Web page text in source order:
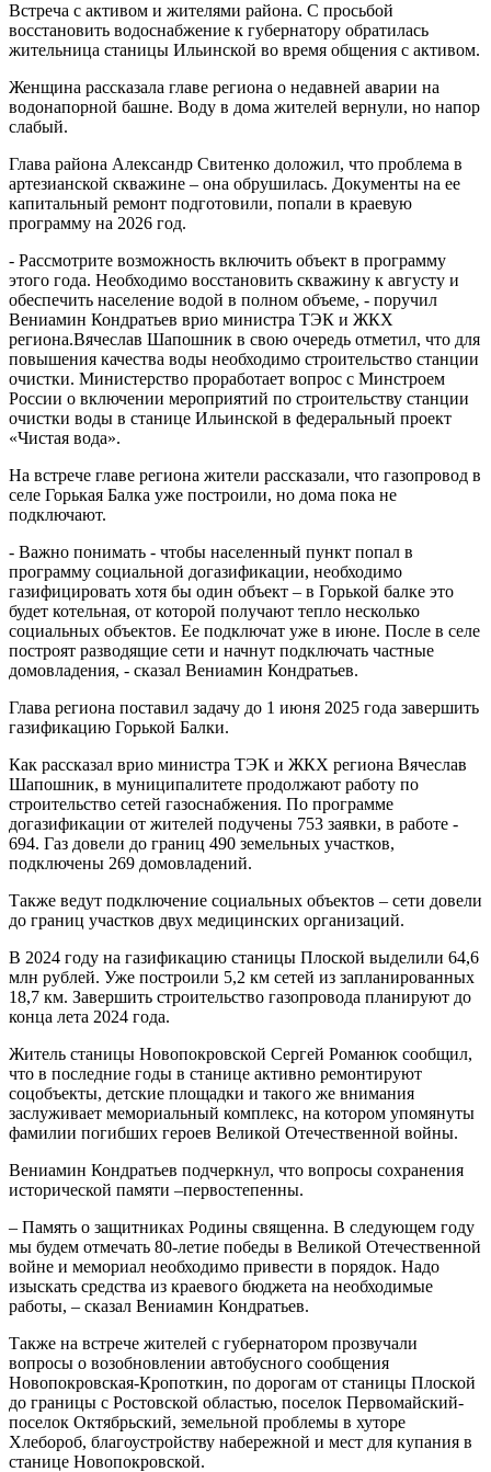
Встреча с активом и жителями района. С просьбой
восстановить водоснабжение к губернатору обратилась
жительница станицы Ильинской во время общения с активом.
Женщина рассказала главе региона о недавней аварии на
водонапорной башне. Воду в дома жителей вернули, но напор
слабый.
Глава района Александр Свитенко доложил, что проблема в
артезианской скважине – она обрушилась. Документы на ее
капитальный ремонт подготовили, попали в краевую
программу на 2026 год.
- Рассмотрите возможность включить объект в программу
этого года. Необходимо восстановить скважину к августу и
обеспечить население водой в полном объеме, - поручил
Вениамин Кондратьев врио министра ТЭК и ЖКХ
региона.Вячеслав Шапошник в свою очередь отметил, что для
повышения качества воды необходимо строительство станции
очистки. Министерство проработает вопрос с Минстроем
России о включении мероприятий по строительству станции
очистки воды в станице Ильинской в федеральный проект
«Чистая вода».
На встрече главе региона жители рассказали, что газопровод в
селе Горькая Балка уже построили, но дома пока не
подключают.
- Важно понимать - чтобы населенный пункт попал в
программу социальной догазификации, необходимо
газифицировать хотя бы один объект – в Горькой балке это
будет котельная, от которой получают тепло несколько
социальных объектов. Ее подключат уже в июне. После в селе
построят разводящие сети и начнут подключать частные
домовладения, - сказал Вениамин Кондратьев.
Глава региона поставил задачу до 1 июня 2025 года завершить
газификацию Горькой Балки.
Как рассказал врио министра ТЭК и ЖКХ региона Вячеслав
Шапошник, в муниципалитете продолжают работу по
строительство сетей газоснабжения. По программе
догазификации от жителей подучены 753 заявки, в работе -
694. Газ довели до границ 490 земельных участков,
подключены 269 домовладений.
Также ведут подключение социальных объектов – сети довели
до границ участков двух медицинских организаций.
В 2024 году на газификацию станицы Плоской выделили 64,6
млн рублей. Уже построили 5,2 км сетей из запланированных
18,7 км. Завершить строительство газопровода планируют до
конца лета 2024 года.
Житель станицы Новопокровской Сергей Романюк сообщил,
что в последние годы в станице активно ремонтируют
соцобъекты, детские площадки и такого же внимания
заслуживает мемориальный комплекс, на котором упомянуты
фамилии погибших героев Великой Отечественной войны.
Вениамин Кондратьев подчеркнул, что вопросы сохранения
исторической памяти –первостепенны.
– Память о защитниках Родины священна. В следующем году
мы будем отмечать 80-летие победы в Великой Отечественной
войне и мемориал необходимо привести в порядок. Надо
изыскать средства из краевого бюджета на необходимые
работы, – сказал Вениамин Кондратьев.
Также на встрече жителей с губернатором прозвучали
вопросы о возобновлении автобусного сообщения
Новопокровская-Кропоткин, по дорогам от станицы Плоской
до границы с Ростовской областью, поселок Первомайский-
поселок Октябрьский, земельной проблемы в хуторе
Хлебороб, благоустройству набережной и мест для купания в
станице Новопокровской.